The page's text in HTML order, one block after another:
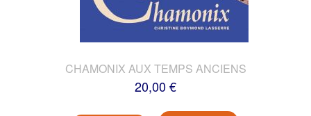
CHAMONIX AUX TEMPS ANCIENS
20,00 €